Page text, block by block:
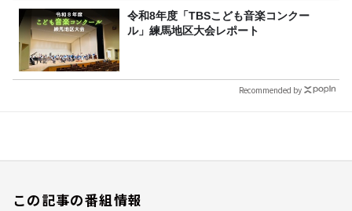
令和8年度「TBSこども音楽コンクー
ル」練馬地区大会レポート
Recommended by
この記事の番組情報